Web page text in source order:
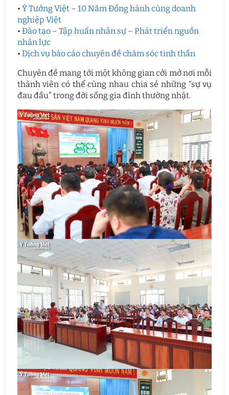
• Ý Tưởng Việt – 10 Năm Đồng hành cùng doanh
nghiệp Việt
• Đào tạo – Tập huấn nhân sự – Phát triển nguồn
nhân lực
• Dịch vụ báo cáo chuyên đề chăm sóc tinh thần
Chuyên đề mang tới một không gian cởi mở nơi mỗi
thành viên có thể cùng nhau chia sẻ những “sự vụ
đau đầu” trong đời sống gia đình thường nhật.